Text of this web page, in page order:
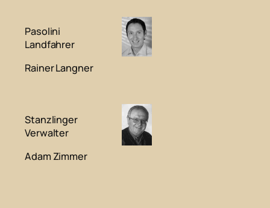
Pasolini
Landfahrer
Rainer Langner
Stanzlinger
Verwalter
Adam Zimmer